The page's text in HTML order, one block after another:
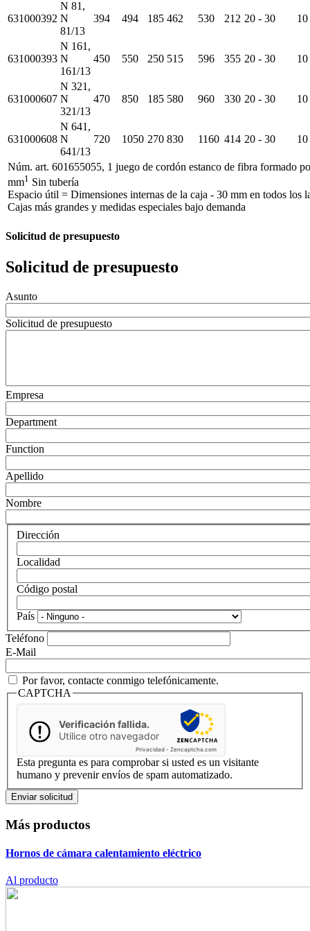
631000392
N 81,
N
81/13
394 494 185 462 530 212 20 - 30
631000393
N 161,
N
161/13
450 550 250 515 596 355 20 - 30
631000607
N 321,
N
321/13
470 850 185 580 960 330 20 - 30
631000608
N 641,
N
641/13
720 1050 270 830 1160 414 20 - 30
Núm. art. 601655055, 1 juego de cordón estanco de fibra formado
mm1 Sin tubería
Espacio útil = Dimensiones internas de la caja - 30 mm en todos los
Cajas más grandes y medidas especiales bajo demanda
Solicitud de presupuesto
Solicitud de presupuesto
Asunto
Solicitud de presupuesto
Empresa
Department
Function
Apellido
Nombre
Dirección
Localidad
Código postal
País
Teléfono
E-Mail
Por favor, contacte conmigo telefónicamente.
CAPTCHA
Verificación fallida.
Utilice otro navegador
Privacidad - Zencaptcha.com
Esta pregunta es para comprobar si usted es un visitante
humano y prevenir envíos de spam automatizado.
Más productos
Hornos de cámara calentamiento eléctrico
Al producto